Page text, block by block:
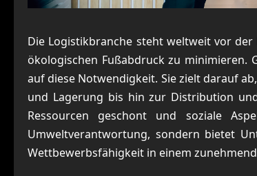
Die Logistikbranche steht weltweit vor
ökologischen Fußabdruck zu minimieren.
auf diese Notwendigkeit. Sie zielt darauf
und Lagerung bis hin zur Distribution
Ressourcen geschont und soziale
Umweltverantwortung, sondern bietet
Wettbewerbsfähigkeit in einem